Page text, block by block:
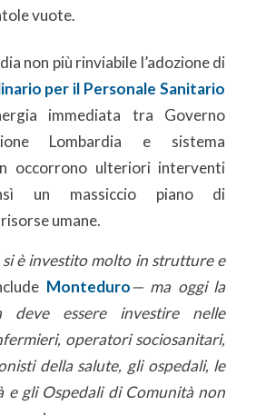
vuote.
non più rinviabile l’adozione di
per il Personale Sanitario
immediata tra Governo
Lombardia e sistema
occorrono ulteriori interventi
un massiccio piano di
umane.
è investito molto in strutture e
Monteduro— ma oggi la
deve essere investire nelle
operatori sociosanitari,
della salute, gli ospedali, le
e gli Ospedali di Comunità non